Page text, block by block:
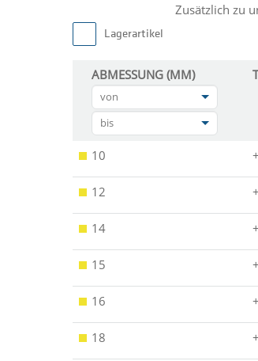
Zusätzlich zu
Lagerartikel
ABMESSUNG (MM)
von
bis
10
12
14
15
16
18